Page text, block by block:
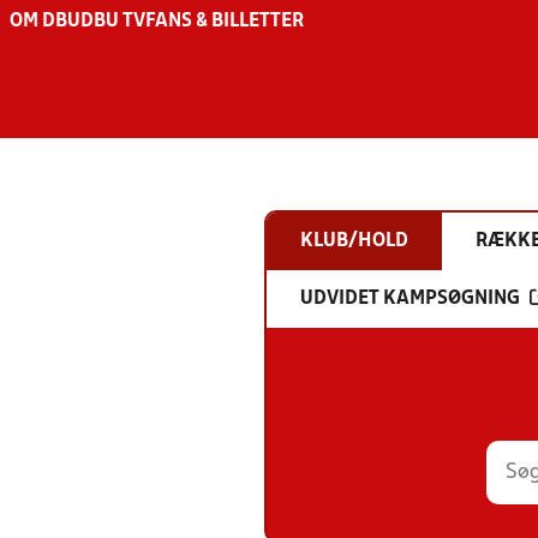
OM DBU DBU TV FANS & BILLETTER
KLUB/HOLD
UDVIDET KAMPSØGNING